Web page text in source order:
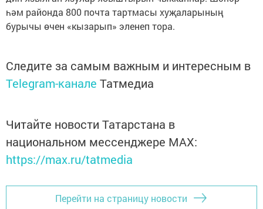
һәм районда 800 почта тартмасы хуҗаларының
бурычы өчен «кызарып» эленеп тора.
Следите за самым важным и интересным в
Telegram-канале Татмедиа
Читайте новости Татарстана в
национальном мессенджере MАХ:
https://max.ru/tatmedia
Перейти на страницу новости